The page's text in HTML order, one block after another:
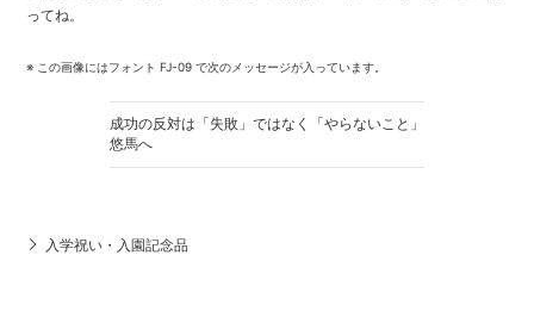
ってね。
※ この画像にはフォント FJ-09 で次のメッセージが入っています。
成功の反対は「失敗」ではなく「やらないこと」
悠馬へ
入学祝い・入園記念品